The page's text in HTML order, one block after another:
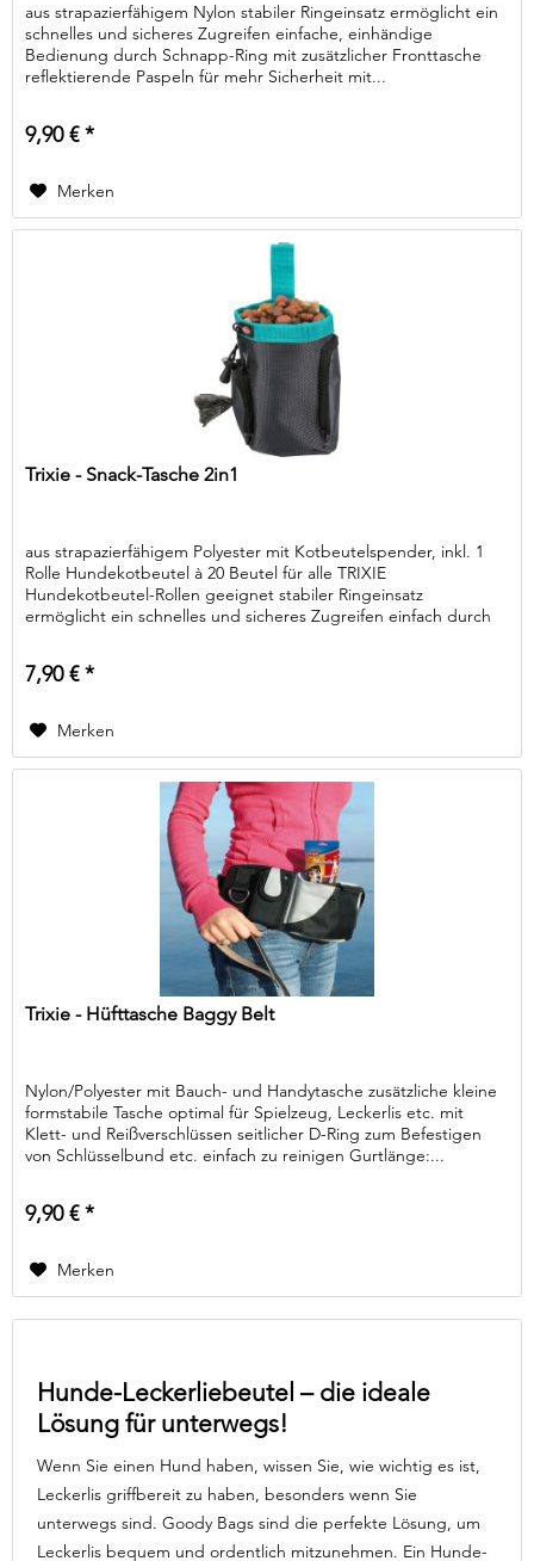
aus strapazierfähigem Nylon stabiler Ringeinsatz ermöglicht ein
schnelles und sicheres Zugreifen einfache, einhändige
Bedienung durch Schnapp-Ring mit zusätzlicher Fronttasche
reflektierende Paspeln für mehr Sicherheit mit...
9,90 € *
Merken
Trixie - Snack-Tasche 2in1
aus strapazierfähigem Polyester mit Kotbeutelspender, inkl. 1
Rolle Hundekotbeutel à 20 Beutel für alle TRIXIE
Hundekotbeutel-Rollen geeignet stabiler Ringeinsatz
ermöglicht ein schnelles und sicheres Zugreifen einfach durch
7,90 € *
Merken
Trixie - Hüfttasche Baggy Belt
Nylon/Polyester mit Bauch- und Handytasche zusätzliche kleine
formstabile Tasche optimal für Spielzeug, Leckerlis etc. mit
Klett- und Reißverschlüssen seitlicher D-Ring zum Befestigen
von Schlüsselbund etc. einfach zu reinigen Gurtlänge:...
9,90 € *
Merken
Hunde-Leckerliebeutel – die ideale
Lösung für unterwegs!
Wenn Sie einen Hund haben, wissen Sie, wie wichtig es ist,
Leckerlis griffbereit zu haben, besonders wenn Sie
unterwegs sind. Goody Bags sind die perfekte Lösung, um
Leckerlis bequem und ordentlich mitzunehmen. Ein Hunde-